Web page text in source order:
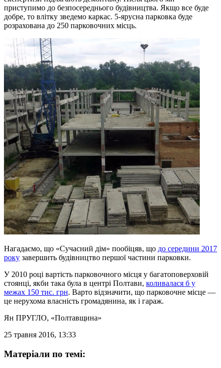
приступимо до безпосереднього будівництва. Якщо все буде
добре, то влітку зведемо каркас. 5-ярусна парковка буде
розрахована до 250 парковочних місць.
Нагадаємо, що «Сучасний дім» пообіцяв, що до середини 2017
року завершить будівництво першої частини парковки.
У 2010 році вартість парковочного місця у багатоповерховій
стоянці, якби така була в центрі Полтави, коливалася б у
межах 150 тис. грн. Варто відзначити, що парковочне місце —
це нерухома власність громадянина, як і гараж.
Ян ПРУГЛО, «Полтавщина»
25 травня 2016, 13:33
Матеріали по темі: